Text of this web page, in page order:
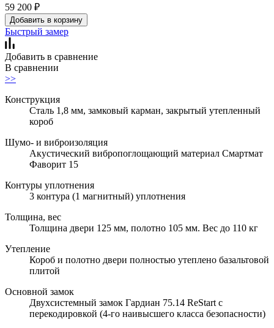
59 200 ₽
Добавить в корзину
Быстрый замер
Добавить в сравнение
В сравнении
>>
Конструкция
Сталь 1,8 мм, замковый карман, закрытый утепленный
короб
Шумо- и виброизоляция
Акустический вибропоглощающий материал Смартмат
Фаворит 15
Контуры уплотнения
3 контура (1 магнитный) уплотнения
Толщина, вес
Толщина двери 125 мм, полотно 105 мм. Вес до 110 кг
Утепление
Короб и полотно двери полностью утеплено базальтовой
плитой
Основной замок
Двухсистемный замок Гардиан 75.14 ReStart с
перекодировкой (4-го наивысшего класса безопасности)